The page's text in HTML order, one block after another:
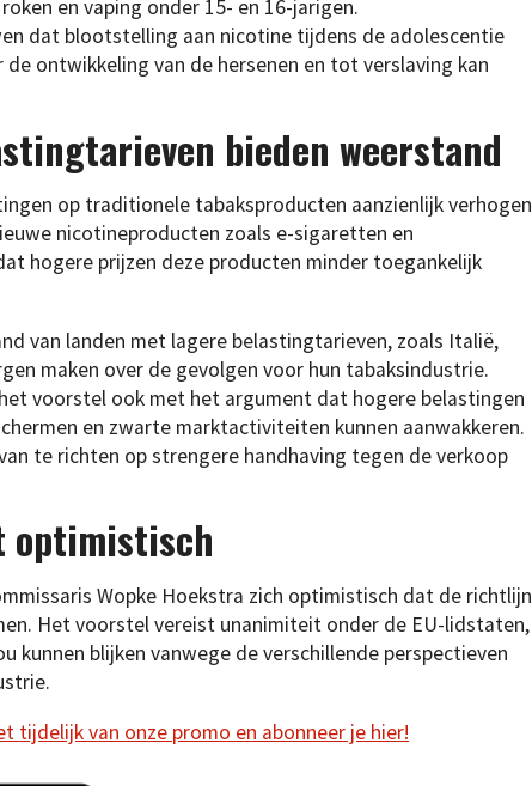
en vaping onder 15- en 16-jarigen.
dat blootstelling aan nicotine tijdens de adolescentie
ontwikkeling van de hersenen en tot verslaving kan
bieden weerstand
op traditionele tabaksproducten aanzienlijk verhogen
nicotineproducten zoals e-sigaretten en
hogere prijzen deze producten minder toegankelijk
van landen met lagere belastingtarieven, zoals Italië,
maken over de gevolgen voor hun tabaksindustrie.
voorstel ook met het argument dat hogere belastingen
en zwarte marktactiviteiten kunnen aanwakkeren.
te richten op strengere handhaving tegen de verkoop
optimistisch
Wopke Hoekstra zich optimistisch dat de richtlijn
Het voorstel vereist unanimiteit onder de EU-lidstaten,
kunnen blijken vanwege de verschillende perspectieven
tijdelijk van onze promo en abonneer je hier!